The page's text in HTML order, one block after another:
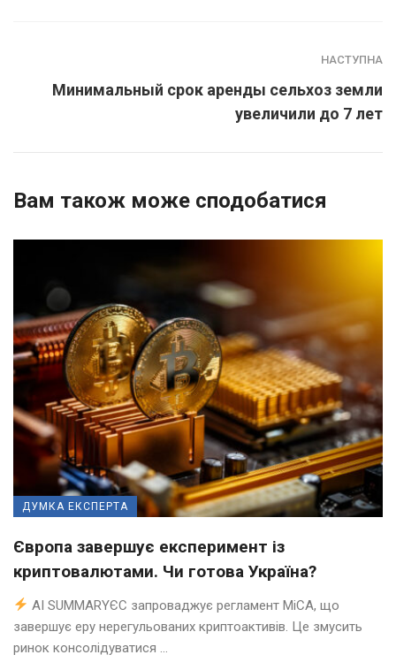
НАСТУПНА
Минимальный срок аренды сельхоз земли
увеличили до 7 лет
Вам також може сподобатися
ДУМКА ЕКСПЕРТА
Європа завершує експеримент із
криптовалютами. Чи готова Україна?
AI SUMMARYЄС запроваджує регламент MiCA, що
завершує еру нерегульованих криптоактивів. Це змусить
ринок консолідуватися ...